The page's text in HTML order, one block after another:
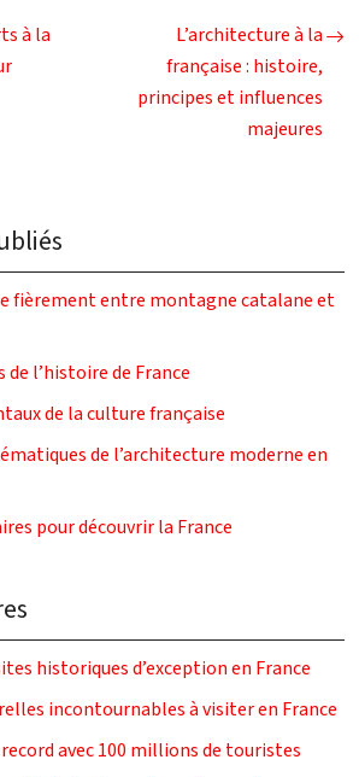
à la
L’architecture à la
française : histoire,
principes et influences
majeures
fièrement entre montagne catalane et
de l’histoire de France
de la culture française
de l’architecture moderne en
pour découvrir la France
historiques d’exception en France
incontournables à visiter en France
avec 100 millions de touristes